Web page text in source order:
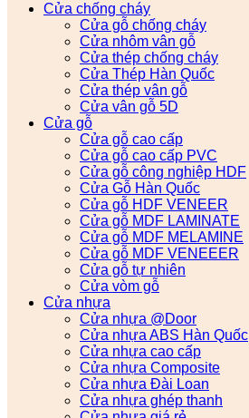
Cửa chống cháy
Cửa gỗ chống cháy
Cửa nhôm vân gỗ
Cửa thép chống cháy
Cửa Thép Hàn Quốc
Cửa thép vân gỗ
Cửa vân gỗ 5D
Cửa gỗ
Cửa gỗ cao cấp
Cửa gỗ cao cấp PVC
Cửa gỗ công nghiệp HDF
Cửa Gỗ Hàn Quốc
Cửa gỗ HDF VENEER
Cửa gỗ MDF LAMINATE
Cửa gỗ MDF MELAMINE
Cửa gỗ MDF VENEEER
Cửa gỗ tự nhiên
Cửa vòm gỗ
Cửa nhựa
Cửa nhựa @Door
Cửa nhựa ABS Hàn Quốc
Cửa nhựa cao cấp
Cửa nhựa Composite
Cửa nhựa Đài Loan
Cửa nhựa ghép thanh